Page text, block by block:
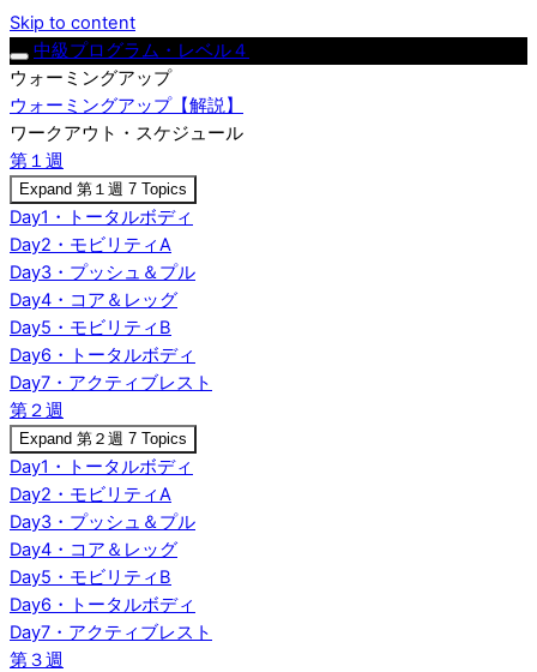
Skip to content
中級プログラム・レベル４
ウォーミングアップ
ウォーミングアップ【解説】
ワークアウト・スケジュール
第１週
Expand 第１週 7 Topics
Day1・トータルボディ
Day2・モビリティA
Day3・プッシュ＆プル
Day4・コア＆レッグ
Day5・モビリティB
Day6・トータルボディ
Day7・アクティブレスト
第２週
Expand 第２週 7 Topics
Day1・トータルボディ
Day2・モビリティA
Day3・プッシュ＆プル
Day4・コア＆レッグ
Day5・モビリティB
Day6・トータルボディ
Day7・アクティブレスト
第３週